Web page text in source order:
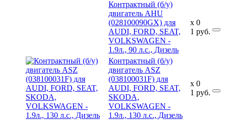
Контрактный (б/у)
двигатель AHU
(028100090GX) для
AUDI, FORD, SEAT,
VOLKSWAGEN -
1.9л., 90 л.с., Дизель
x
1
0
руб.
Контрактный (б/у)
двигатель ASZ
(038100031F) для
AUDI, FORD, SEAT,
SKODA,
VOLKSWAGEN -
1.9л., 130 л.с., Дизель
x
1
0
руб.